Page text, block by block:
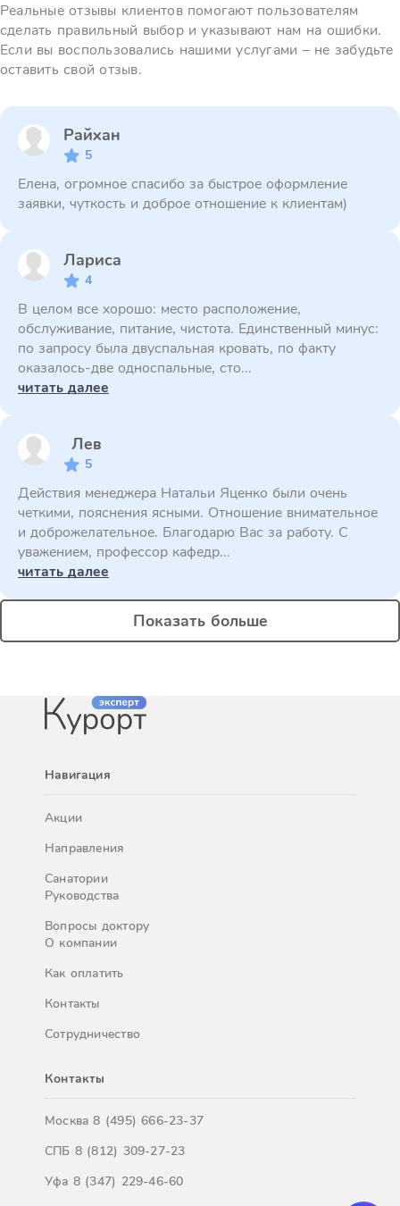
Реальные отзывы клиентов помогают пользователям
сделать правильный выбор и указывают нам на ошибки.
Если вы воспользовались нашими услугами – не забудьте
оставить свой отзыв.
Райхан
5
Елена, огромное спасибо за быстрое оформление
заявки, чуткость и доброе отношение к клиентам)
Лариса
4
В целом все хорошо: место расположение,
обслуживание, питание, чистота. Единственный минус:
по запросу была двуспальная кровать, по факту
оказалось-две односпальные, сто...
читать далее
Лев
5
Действия менеджера Натальи Яценко были очень
четкими, пояснения ясными. Отношение внимательное
и доброжелательное. Благодарю Вас за работу. С
уважением, профессор кафедр...
читать далее
Показать больше
Навигация
Акции
Направления
Санатории
Руководства
Вопросы доктору
О компании
Как оплатить
Контакты
Сотрудничество
Контакты
Москва8 (495) 666-23-37
СПБ 8 (812) 309-27-23
Уфа 8 (347) 229-46-60